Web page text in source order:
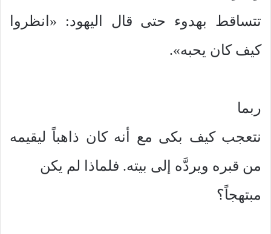
تتساقط بهدوء حتى قال اليهود: «انظروا
كيف كان يحبه».
ربما
نتعجب كيف بكى مع أنه كان ذاهباً ليقيمه
من قبره ويردَّه إلى بيته. فلماذا لم يكن
مبتهجاً؟